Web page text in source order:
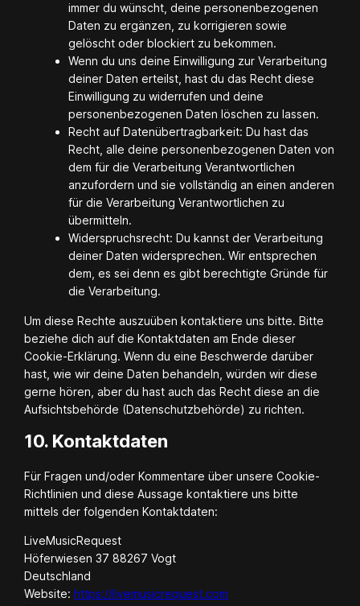
immer du wünscht, deine personenbezogenen
Daten zu ergänzen, zu korrigieren sowie
gelöscht oder blockiert zu bekommen.
Wenn du uns deine Einwilligung zur Verarbeitung
deiner Daten erteilst, hast du das Recht diese
Einwilligung zu widerrufen und deine
personenbezogenen Daten löschen zu lassen.
Recht auf Datenübertragbarkeit: Du hast das
Recht, alle deine personenbezogenen Daten von
dem für die Verarbeitung Verantwortlichen
anzufordern und sie vollständig an einen anderen
für die Verarbeitung Verantwortlichen zu
übermitteln.
Widerspruchsrecht: Du kannst der Verarbeitung
deiner Daten widersprechen. Wir entsprechen
dem, es sei denn es gibt berechtigte Gründe für
die Verarbeitung.
Um diese Rechte auszuüben kontaktiere uns bitte. Bitte
beziehe dich auf die Kontaktdaten am Ende dieser
Cookie-Erklärung. Wenn du eine Beschwerde darüber
hast, wie wir deine Daten behandeln, würden wir diese
gerne hören, aber du hast auch das Recht diese an die
Aufsichtsbehörde (Datenschutzbehörde) zu richten.
10. Kontaktdaten
Für Fragen und/oder Kommentare über unsere Cookie-
Richtlinien und diese Aussage kontaktiere uns bitte
mittels der folgenden Kontaktdaten:
LiveMusicRequest
Höferwiesen 37 88267 Vogt
Deutschland
Website:https://livemusicrequest.com